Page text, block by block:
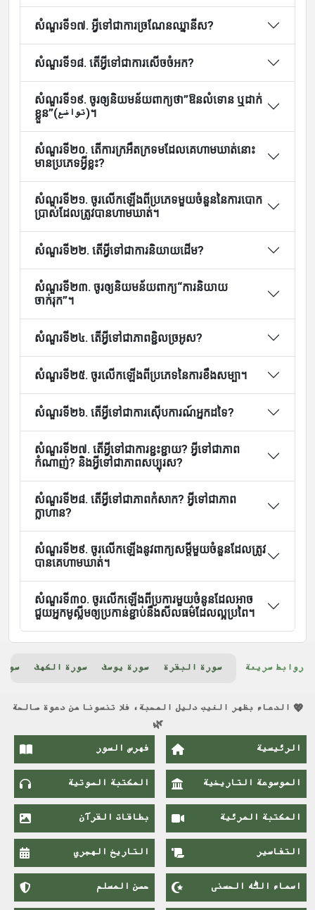
សំណួរទី១៧. អ្វីទៅជាការច្រណែនឈ្នានីស?
សំណួរទី១៨. តើអ្វីទៅជាការសើចចំអក?
សំណួរទី១៩. ចូរឲ្យនិយមន័យពាក្យថា”ឱនលំទោន ឬដាក់
ខ្លួន”(تواضع)។
សំណួរទី២០. តើការក្រអឺតក្រទមដែលគេហាមឃាត់នោះ
មានប្រភេទអ្វីខ្លះ?
សំណួរទី២១. ចូរលើកឡើងពីប្រភេទមួយចំនួននៃការបោក
ប្រាស់ដែលត្រូវបានហាមឃាត់។
សំណួរទី២២. តើអ្វីទៅជាការនិយាយដើម?
សំណួរទី២៣. ចូរឲ្យនិយមន័យពាក្យ“ការនិយាយ
ចាក់រុក”។
សំណួរទី២៤. តើអ្វីទៅជាភាពខ្ជិលច្រអូស?
សំណួរទី២៥. ចូរលើកឡើងពីប្រភេទនៃការខឹងសម្បា។
សំណួរទី២៦. តើអ្វីទៅជាការស៊ើបការណ៍អ្នកដទៃ?
សំណួរទី២៧. តើអ្វីទៅជាការខ្ជះខ្ជាយ? អ្វីទៅជាភាព
កំណាញ់? និងអ្វីទៅជាភាពសប្បុរស?
សំណួរទី២៨. តើអ្វីទៅជាភាពកំសាក? អ្វីទៅជាភាព
ក្លាហាន?
សំណួរទី២៩. ចូរលើកឡើងនូវពាក្យសម្តីមួយចំនួនដែលត្រូវ
បានគេហាមឃាត់។
សំណួរទី៣០. ចូរលើកឡើងពីប្រការមួយចំនូនដែលអាច
ជួយអ្នកមូស្លីមឲ្យប្រកាន់ខ្ជាប់នឹងសីលធម៌ដែលល្អប្រពៃ។
روابط سريعة سورة البقرة سورة يوسف سورة الكهف
💖 الدعاء بظهر الغيب دليل المحبة، فلا تنسونا من دعوة صالحة
🌿
الرئيسية فهرس السور
الموسوعة التاريخية المكتبة الصوتية
المكتبة المرئية بطاقات القرآن
التفاسير التاريخ الهجري
اسماء اللَّٰه الحسنى حصن المسلم